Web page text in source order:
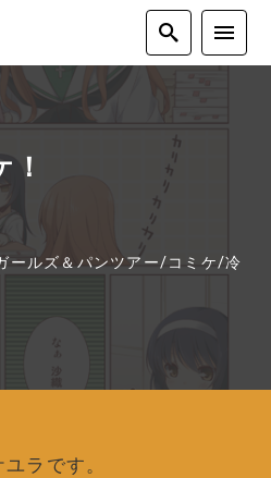
ールズ＆パンツアー/コミケ/冷
ラです。